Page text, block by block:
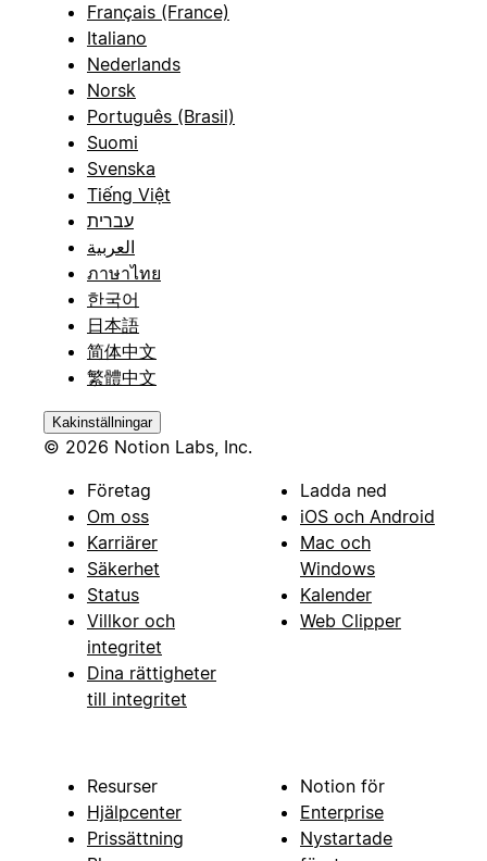
Français (France)
Italiano
Nederlands
Norsk
Português (Brasil)
Suomi
Svenska
Tiếng Việt
עברית
العربية
ภาษาไทย
한국어
日本語
简体中文
繁體中文
Kakinställningar
© 2026 Notion Labs, Inc.
Företag
Om oss
Karriärer
Säkerhet
Status
Villkor och
integritet
Dina rättigheter
till integritet
Ladda ned
iOS och Android
Mac och
Windows
Kalender
Web Clipper
Resurser
Hjälpcenter
Prissättning
Notion för
Enterprise
Nystartade